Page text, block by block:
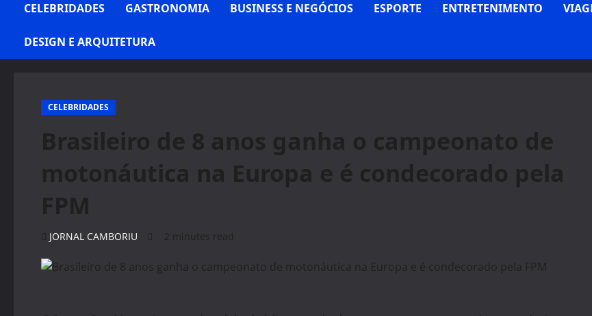
CELEBRIDADES GASTRONOMIA BUSINESS E NEGÓCIOS ESPORTE ENTRETENIMENTO
DESIGN E ARQUITETURA
CELEBRIDADES
Brasileiro de 8 anos ganha o campeonato de
motonáutica na Europa e é condecorado pela
FPM
JORNAL CAMBORIU 2 minutes read